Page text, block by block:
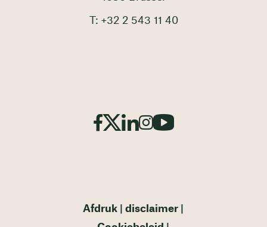
T: +32 2 543 11 40
Afdruk
disclaimer